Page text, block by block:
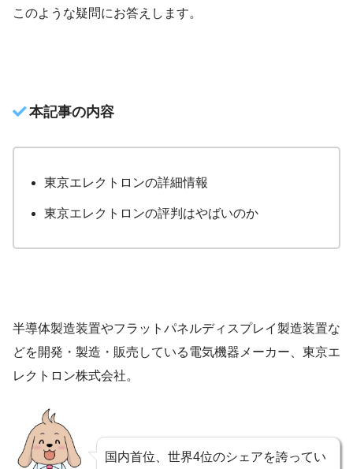
このような疑問にお答えします。
本記事の内容
東京エレクトロンの詳細情報
東京エレクトロンの評判はやばいのか
半導体製造装置やフラットパネルディスプレイ製造装置な
どを開発・製造・販売している電気機器メーカー、東京エ
レクトロン株式会社。
国内首位、世界4位のシェアを誇ってい